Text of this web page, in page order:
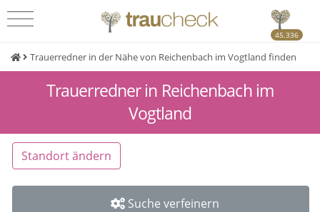
45.336
Trauerredner in der Nähe von Reichenbach im Vogtland finden
Trauerredner in Reichenbach im
Vogtland
Standort ändern
Suche verfeinern